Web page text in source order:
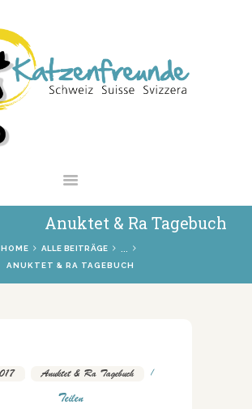
Anuktet & Ra Tagebuch
HOME ALLE BEITRÄGE
ANUKTET & RA TAGEBUCH
Anuktet & Ra Tagebuch
Teilen